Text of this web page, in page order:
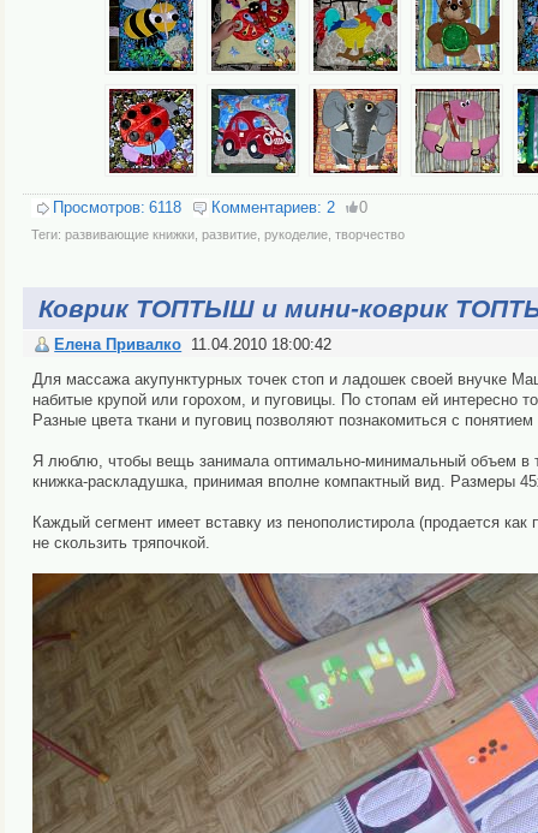
Просмотров: 6118 Комментариев: 2 0
Теги: развивающие книжки, развитие, рукоделие, творчество
Коврик ТОПТЫШ и мини-коврик
Елена Привалко 11.04.2010 18:00:42
Для массажа акупунктурных точек стоп и ладошек своей внучке
набитые крупой или горохом, и пуговицы. По стопам ей интересно
Разные цвета ткани и пуговиц позволяют познакомиться с
Я люблю, чтобы вещь занимала оптимально-минимальный объем в
книжка-раскладушка, принимая вполне компактный вид. Размеры
Каждый сегмент имеет вставку из пенополистирола (продается
не скользить тряпочкой.